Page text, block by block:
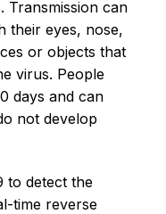
Transmission can
their eyes, nose,
or objects that
virus. People
days and can
not develop
to detect the
time reverse